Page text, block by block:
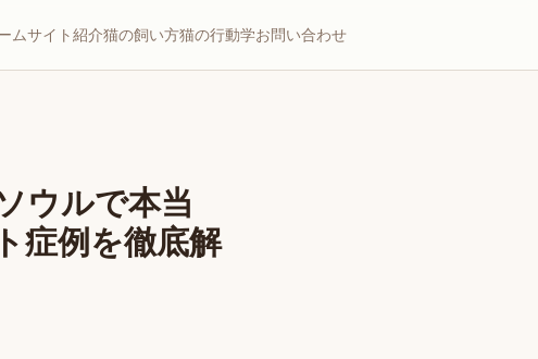
ムサイト紹介猫の飼い方猫の行動学お問い合わせ
ウルで本当
症例を徹底解